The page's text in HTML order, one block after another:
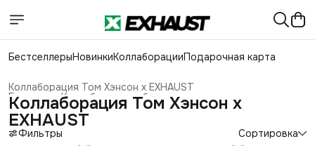
БестселлерыНовинкиКоллаборацииПодарочная карта
Коллаборация Том Хэнсон x EXHAUST
Коллаборации с блогерами ›
Главная ›
Коллаборация Том Хэнсон x
EXHAUST
Фильтры Сортировка